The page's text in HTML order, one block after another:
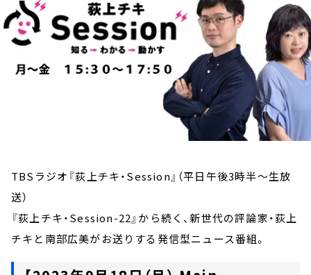
TBSラジオ『荻上チキ・Session』（平日午後3時半～生放
送）
『荻上チキ・Session-22』から続く、新世代の評論家・荻上
チキと南部広美がお送りする発信型ニュース番組。